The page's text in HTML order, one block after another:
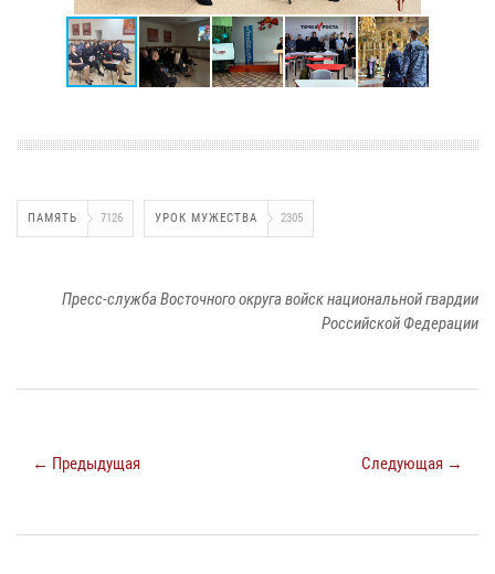
ПАМЯТЬ 7126 УРОК МУЖЕСТВА 2305
Пресс-служба Восточного округа войск национальной гвардии
Российской Федерации
← Предыдущая Следующая →